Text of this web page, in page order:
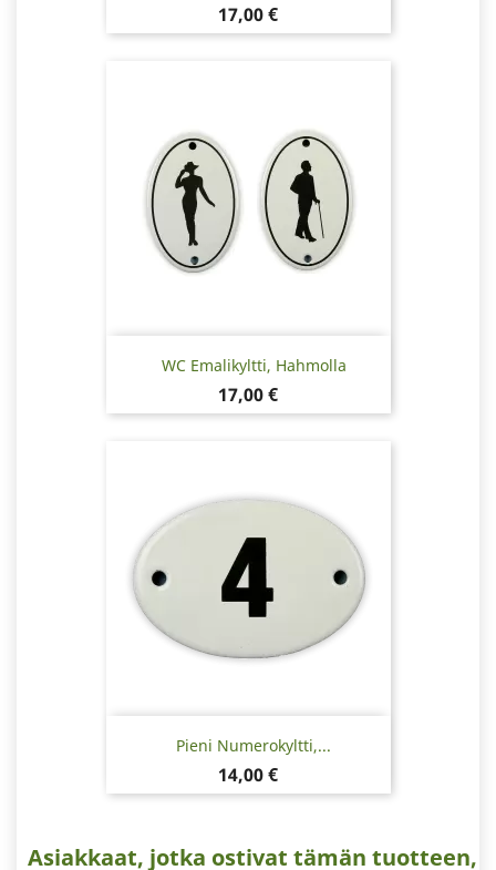
Hinta
17,00 €
WC Emalikyltti, Hahmolla
Hinta
17,00 €
Pieni Numerokyltti,...
Hinta
14,00 €
Asiakkaat, jotka ostivat tämän tuotteen,